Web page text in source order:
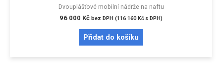
Dvouplášťové mobilní nádrže na naftu
96 000 Kč bez DPH (116 160Kč s DPH)
Přidat do košíku